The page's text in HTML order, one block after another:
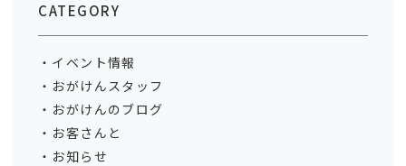
CATEGORY
イベント情報
おがけんスタッフ
おがけんのブログ
お客さんと
お知らせ